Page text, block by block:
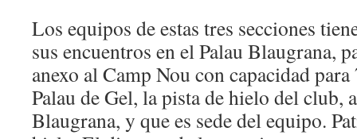
Los equipos de estas tres secciones
sus encuentros en el Palau Blaugrana,
anexo al Camp Nou con capacidad
Palau de Gel, la pista de hielo del club,
Blaugrana, y que es sede del equipo.